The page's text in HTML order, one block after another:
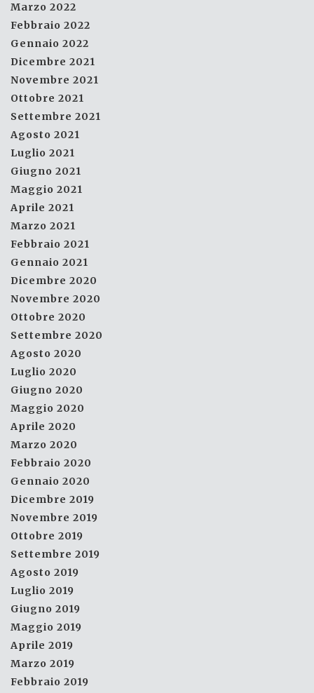
Marzo 2022
Febbraio 2022
Gennaio 2022
Dicembre 2021
Novembre 2021
Ottobre 2021
Settembre 2021
Agosto 2021
Luglio 2021
Giugno 2021
Maggio 2021
Aprile 2021
Marzo 2021
Febbraio 2021
Gennaio 2021
Dicembre 2020
Novembre 2020
Ottobre 2020
Settembre 2020
Agosto 2020
Luglio 2020
Giugno 2020
Maggio 2020
Aprile 2020
Marzo 2020
Febbraio 2020
Gennaio 2020
Dicembre 2019
Novembre 2019
Ottobre 2019
Settembre 2019
Agosto 2019
Luglio 2019
Giugno 2019
Maggio 2019
Aprile 2019
Marzo 2019
Febbraio 2019